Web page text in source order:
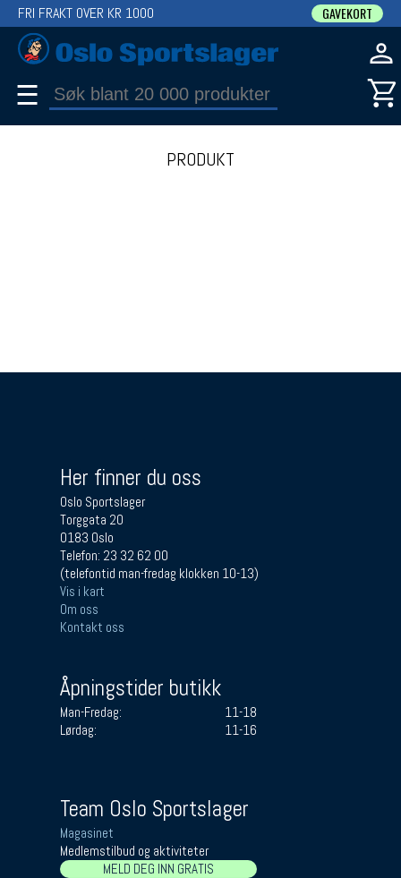
FRI FRAKT OVER KR 1000 GAVEKORT
☰
PRODUKT
Her finner du oss
Oslo Sportslager
Torggata 20
0183 Oslo
Telefon: 23 32 62 00
(telefontid man-fredag klokken 10-13)
Vis i kart
Om oss
Kontakt oss
Åpningstider butikk
Man-Fredag:
11-18
Lørdag:
11-16
Team Oslo Sportslager
Magasinet
Medlemstilbud og aktiviteter
MELD DEG INN GRATIS